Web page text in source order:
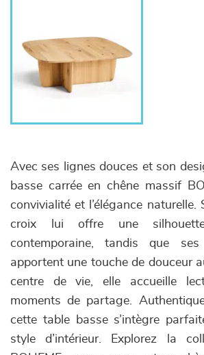
Avec ses lignes douces et son
basse carrée en chêne massif
convivialité et l’élégance naturelle.
croix lui offre une
contemporaine, tandis que
apportent une touche de douceur
centre de vie, elle accueille
moments de partage.
cette table basse s’intègre
style d’intérieur. Explorez la